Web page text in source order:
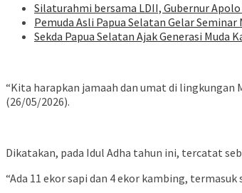
Silaturahmi bersama LDII, Gubernur
Pemuda Asli Papua Selatan Gelar
Sekda Papua Selatan Ajak Generasi Muda
“Kita harapkan jamaah dan umat di lingkungan
(26/05/2026).
Dikatakan, pada Idul Adha tahun ini, tercatat
“Ada 11 ekor sapi dan 4 ekor kambing,